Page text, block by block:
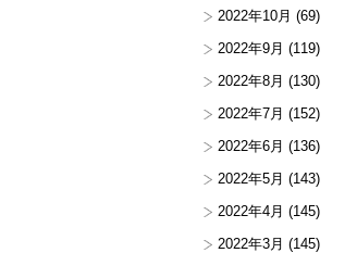
2022年10月 (69)
2022年9月 (119)
2022年8月 (130)
2022年7月 (152)
2022年6月 (136)
2022年5月 (143)
2022年4月 (145)
2022年3月 (145)